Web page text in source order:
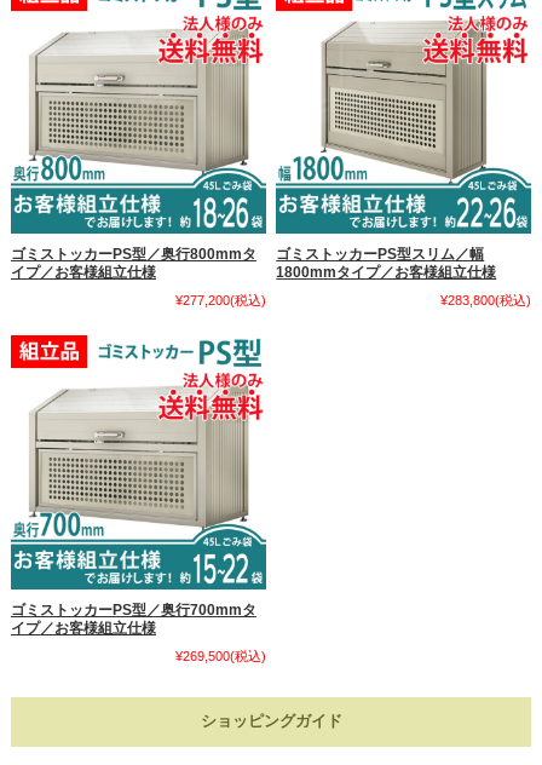
ゴミストッカーPS型／奥行800mmタ
イプ／お客様組立仕様
¥277,200(税込)
ゴミストッカーPS型スリム／幅
1800mmタイプ／お客様組立仕様
¥283,800(税込)
ゴミストッカーPS型／奥行700mmタ
イプ／お客様組立仕様
¥269,500(税込)
ショッピングガイド